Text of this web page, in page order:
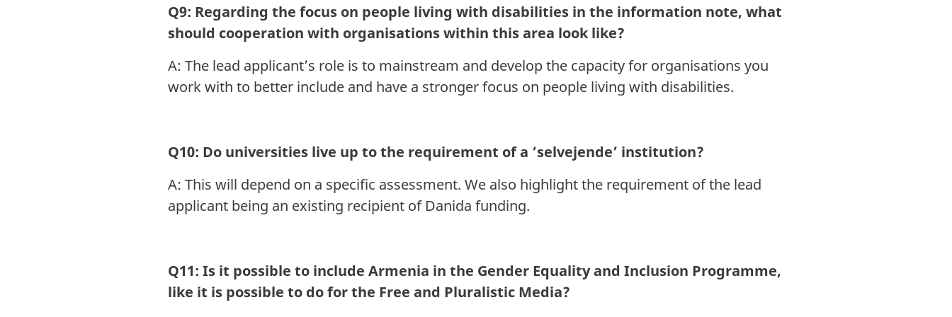
Q9: Regarding the focus on people living with disabilities in the information note, what
should cooperation with organisations within this area look like?
A: The lead applicant’s role is to mainstream and develop the capacity for organisations you
work with to better include and have a stronger focus on people living with disabilities.
Q10: Do universities live up to the requirement of a ‘selvejende’ institution?
A: This will depend on a specific assessment. We also highlight the requirement of the lead
applicant being an existing recipient of Danida funding.
Q11: Is it possible to include Armenia in the Gender Equality and Inclusion Programme,
like it is possible to do for the Free and Pluralistic Media?